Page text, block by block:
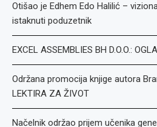
Otišao je Edhem Edo Halilić –
istaknuti poduzetnik
EXCEL ASSEMBLIES BH D.O.O.:
Održana promocija knjige autora
LEKTIRA ZA ŽIVOT
Načelnik održao prijem učenika